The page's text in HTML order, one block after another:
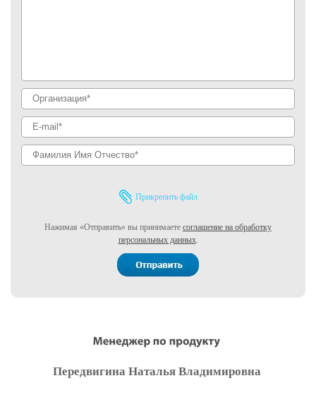
Прикрепить файл
Нажимая «Отправить» вы принимаете соглашение на обработку
персональных данных.
Передвигина Наталья Владимировна